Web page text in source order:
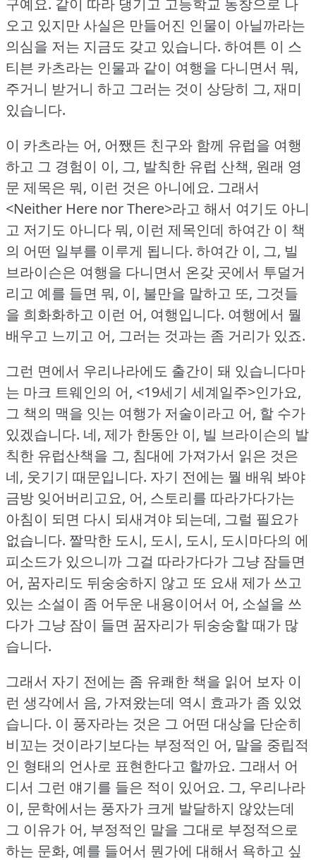
구예요. 같이 따라 댕기고 고등학교 동창으로 나
오고 있지만 사실은 만들어진 인물이 아닐까라는
의심을 저는 지금도 갖고 있습니다. 하여튼 이 스
티븐 카츠라는 인물과 같이 여행을 다니면서 뭐,
주거니 받거니 하고 그러는 것이 상당히 그, 재미
있습니다.
이 카츠라는 어, 어쨌든 친구와 함께 유럽을 여행
하고 그 경험이 이, 그, 발칙한 유럽 산책, 원래 영
문 제목은 뭐, 이런 것은 아니에요. 그래서
<Neither Here nor There>라고 해서 여기도 아니
고 저기도 아니다 뭐, 이런 제목인데 하여간 이 책
의 어떤 일부를 이루게 됩니다. 하여간 이, 그, 빌
브라이슨은 여행을 다니면서 온갖 곳에서 투덜거
리고 예를 들면 뭐, 이, 불만을 말하고 또, 그것들
을 희화화하고 이런 어, 여행입니다. 여행에서 뭘
배우고 느끼고 어, 그러는 것과는 좀 거리가 있죠.
그런 면에서 우리나라에도 출간이 돼 있습니다마
는 마크 트웨인의 어, <19세기 세계일주>인가요,
그 책의 맥을 잇는 여행가 저술이라고 어, 할 수가
있겠습니다. 네, 제가 한동안 이, 빌 브라이슨의 발
칙한 유럽산책을 그, 침대에 가져가서 읽은 것은
네, 웃기기 때문입니다. 자기 전에는 뭘 배워 봐야
금방 잊어버리고요, 어, 스토리를 따라가다가는
아침이 되면 다시 되새겨야 되는데, 그럴 필요가
없습니다. 짤막한 도시, 도시, 도시, 도시마다의 에
피소드가 있으니까 그걸 따라가다가 그냥 잠들면
어, 꿈자리도 뒤숭숭하지 않고 또 요새 제가 쓰고
있는 소설이 좀 어두운 내용이어서 어, 소설을 쓰
다가 그냥 잠이 들면 꿈자리가 뒤숭숭할 때가 많
습니다.
그래서 자기 전에는 좀 유쾌한 책을 읽어 보자 이
런 생각에서 음, 가져왔는데 역시 효과가 좀 있었
습니다. 이 풍자라는 것은 그 어떤 대상을 단순히
비꼬는 것이라기보다는 부정적인 어, 말을 중립적
인 형태의 언사로 표현한다고 할까요. 그래서 어
디서 그런 얘기를 들은 적이 있어요. 그, 우리나라
이, 문학에서는 풍자가 크게 발달하지 않았는데
그 이유가 어, 부정적인 말을 그대로 부정적으로
하는 문화, 예를 들어서 뭔가에 대해서 욕하고 싶